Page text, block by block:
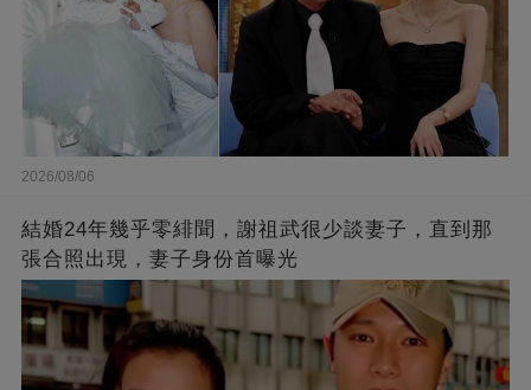
2026/08/06
結婚24年幾乎零緋聞，謝祖武很少談妻子，直到那
張合照出現，妻子身份首曝光